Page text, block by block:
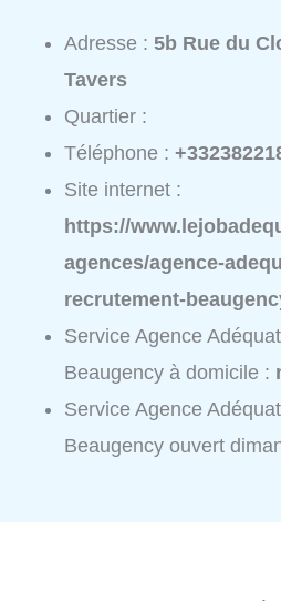
Adresse :5b Rue du
Tavers
Quartier :
Téléphone :
Site internet :
https://
agences/agence-
recrutement-
Service Agence
Beaugency à domicile :
Service Agence
Beaugency ouvert